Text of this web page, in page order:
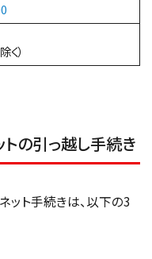
く）
の引っ越し手続き
ット手続きは、以下の3